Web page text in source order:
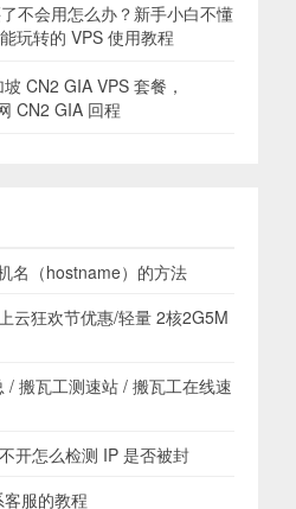
不会用怎么办？新手小白不懂
玩转的 VPS 使用教程
CN2 GIA VPS 套餐，
CN2 GIA 回程
名（hostname）的方法
云狂欢节优惠/轻量 2核2G5M
/ 搬瓦工测速站 / 搬瓦工在线速
开怎么检测 IP 是否被封
服的教程